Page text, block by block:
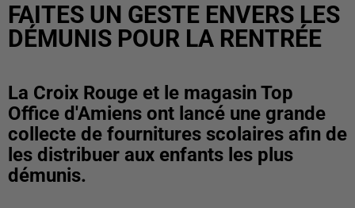
FAITES UN GESTE ENVERS LES
DÉMUNIS POUR LA RENTRÉE
La Croix Rouge et le magasin Top
Office d'Amiens ont lancé une grande
collecte de fournitures scolaires afin de
les distribuer aux enfants les plus
démunis.